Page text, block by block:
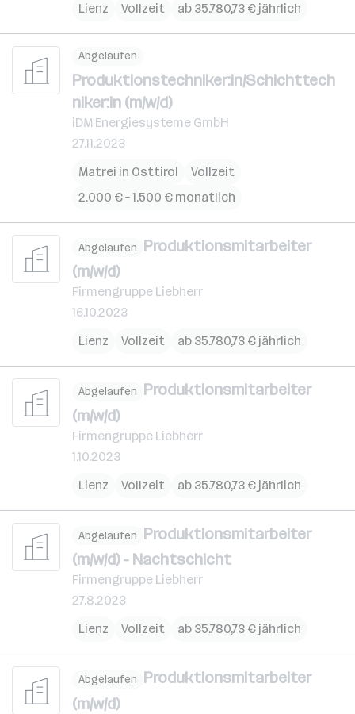
Lienz
Vollzeit ab 35.780,73 € jährlich
Abgelaufen
Produktionstechniker:in/Schichttech
niker:in (m/w/d)
iDM Energiesysteme GmbH
27.11.2023
Matrei in Osttirol
Vollzeit
2.000 € – 1.500 € monatlich
Abgelaufen Produktionsmitarbeiter
(m/w/d)
Firmengruppe Liebherr
16.10.2023
Lienz
Vollzeit ab 35.780,73 € jährlich
Abgelaufen Produktionsmitarbeiter
(m/w/d)
Firmengruppe Liebherr
1.10.2023
Lienz
Vollzeit ab 35.780,73 € jährlich
Abgelaufen Produktionsmitarbeiter
(m/w/d) - Nachtschicht
Firmengruppe Liebherr
27.8.2023
Lienz
Vollzeit ab 35.780,73 € jährlich
Abgelaufen Produktionsmitarbeiter
(m/w/d)